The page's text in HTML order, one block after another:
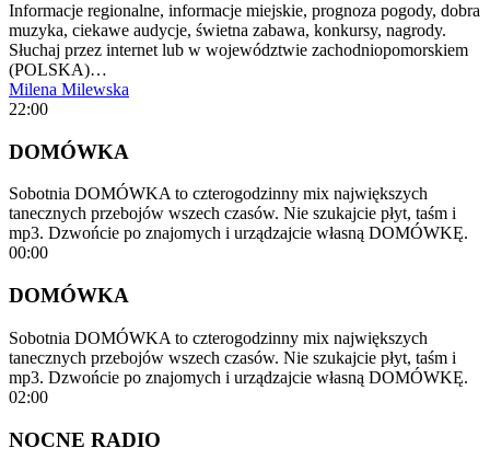
Informacje regionalne, informacje miejskie, prognoza pogody, dobra
muzyka, ciekawe audycje, świetna zabawa, konkursy, nagrody.
Słuchaj przez internet lub w województwie zachodniopomorskiem
(POLSKA)…
Milena Milewska
22:00
DOMÓWKA
Sobotnia DOMÓWKA to czterogodzinny mix największych
tanecznych przebojów wszech czasów. Nie szukajcie płyt, taśm i
mp3. Dzwońcie po znajomych i urządzajcie własną DOMÓWKĘ.
00:00
DOMÓWKA
Sobotnia DOMÓWKA to czterogodzinny mix największych
tanecznych przebojów wszech czasów. Nie szukajcie płyt, taśm i
mp3. Dzwońcie po znajomych i urządzajcie własną DOMÓWKĘ.
02:00
NOCNE RADIO